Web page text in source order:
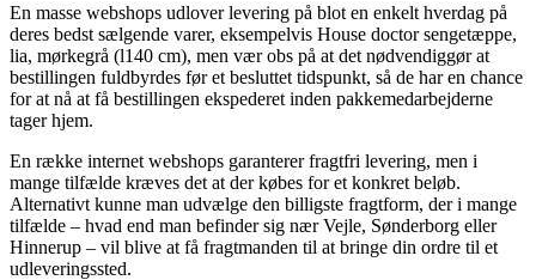
En masse webshops udlover levering på blot en enkelt hverdag på
deres bedst sælgende varer, eksempelvis House doctor sengetæppe,
lia, mørkegrå (l140 cm), men vær obs på at det nødvendiggør at
bestillingen fuldbyrdes før et besluttet tidspunkt, så de har en chance
for at nå at få bestillingen ekspederet inden pakkemedarbejderne
tager hjem.
En række internet webshops garanterer fragtfri levering, men i
mange tilfælde kræves det at der købes for et konkret beløb.
Alternativt kunne man udvælge den billigste fragtform, der i mange
tilfælde – hvad end man befinder sig nær Vejle, Sønderborg eller
Hinnerup – vil blive at få fragtmanden til at bringe din ordre til et
udleveringssted.